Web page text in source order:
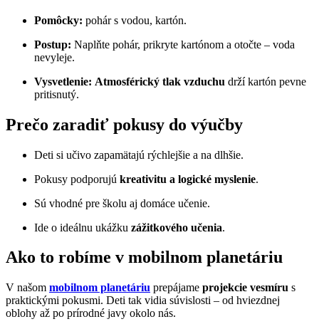
Pomôcky: pohár s vodou, kartón.
Postup: Naplňte pohár, prikryte kartónom a otočte – voda
nevyleje.
Vysvetlenie: Atmosférický tlak vzduchu drží kartón pevne
pritisnutý.
Prečo zaradiť pokusy do výučby
Deti si učivo zapamätajú rýchlejšie a na dlhšie.
Pokusy podporujú kreativitu a logické myslenie.
Sú vhodné pre školu aj domáce učenie.
Ide o ideálnu ukážku zážitkového učenia.
Ako to robíme v mobilnom planetáriu
V našom mobilnom planetáriu prepájame projekcie vesmíru s
praktickými pokusmi. Deti tak vidia súvislosti – od hviezdnej
oblohy až po prírodné javy okolo nás.